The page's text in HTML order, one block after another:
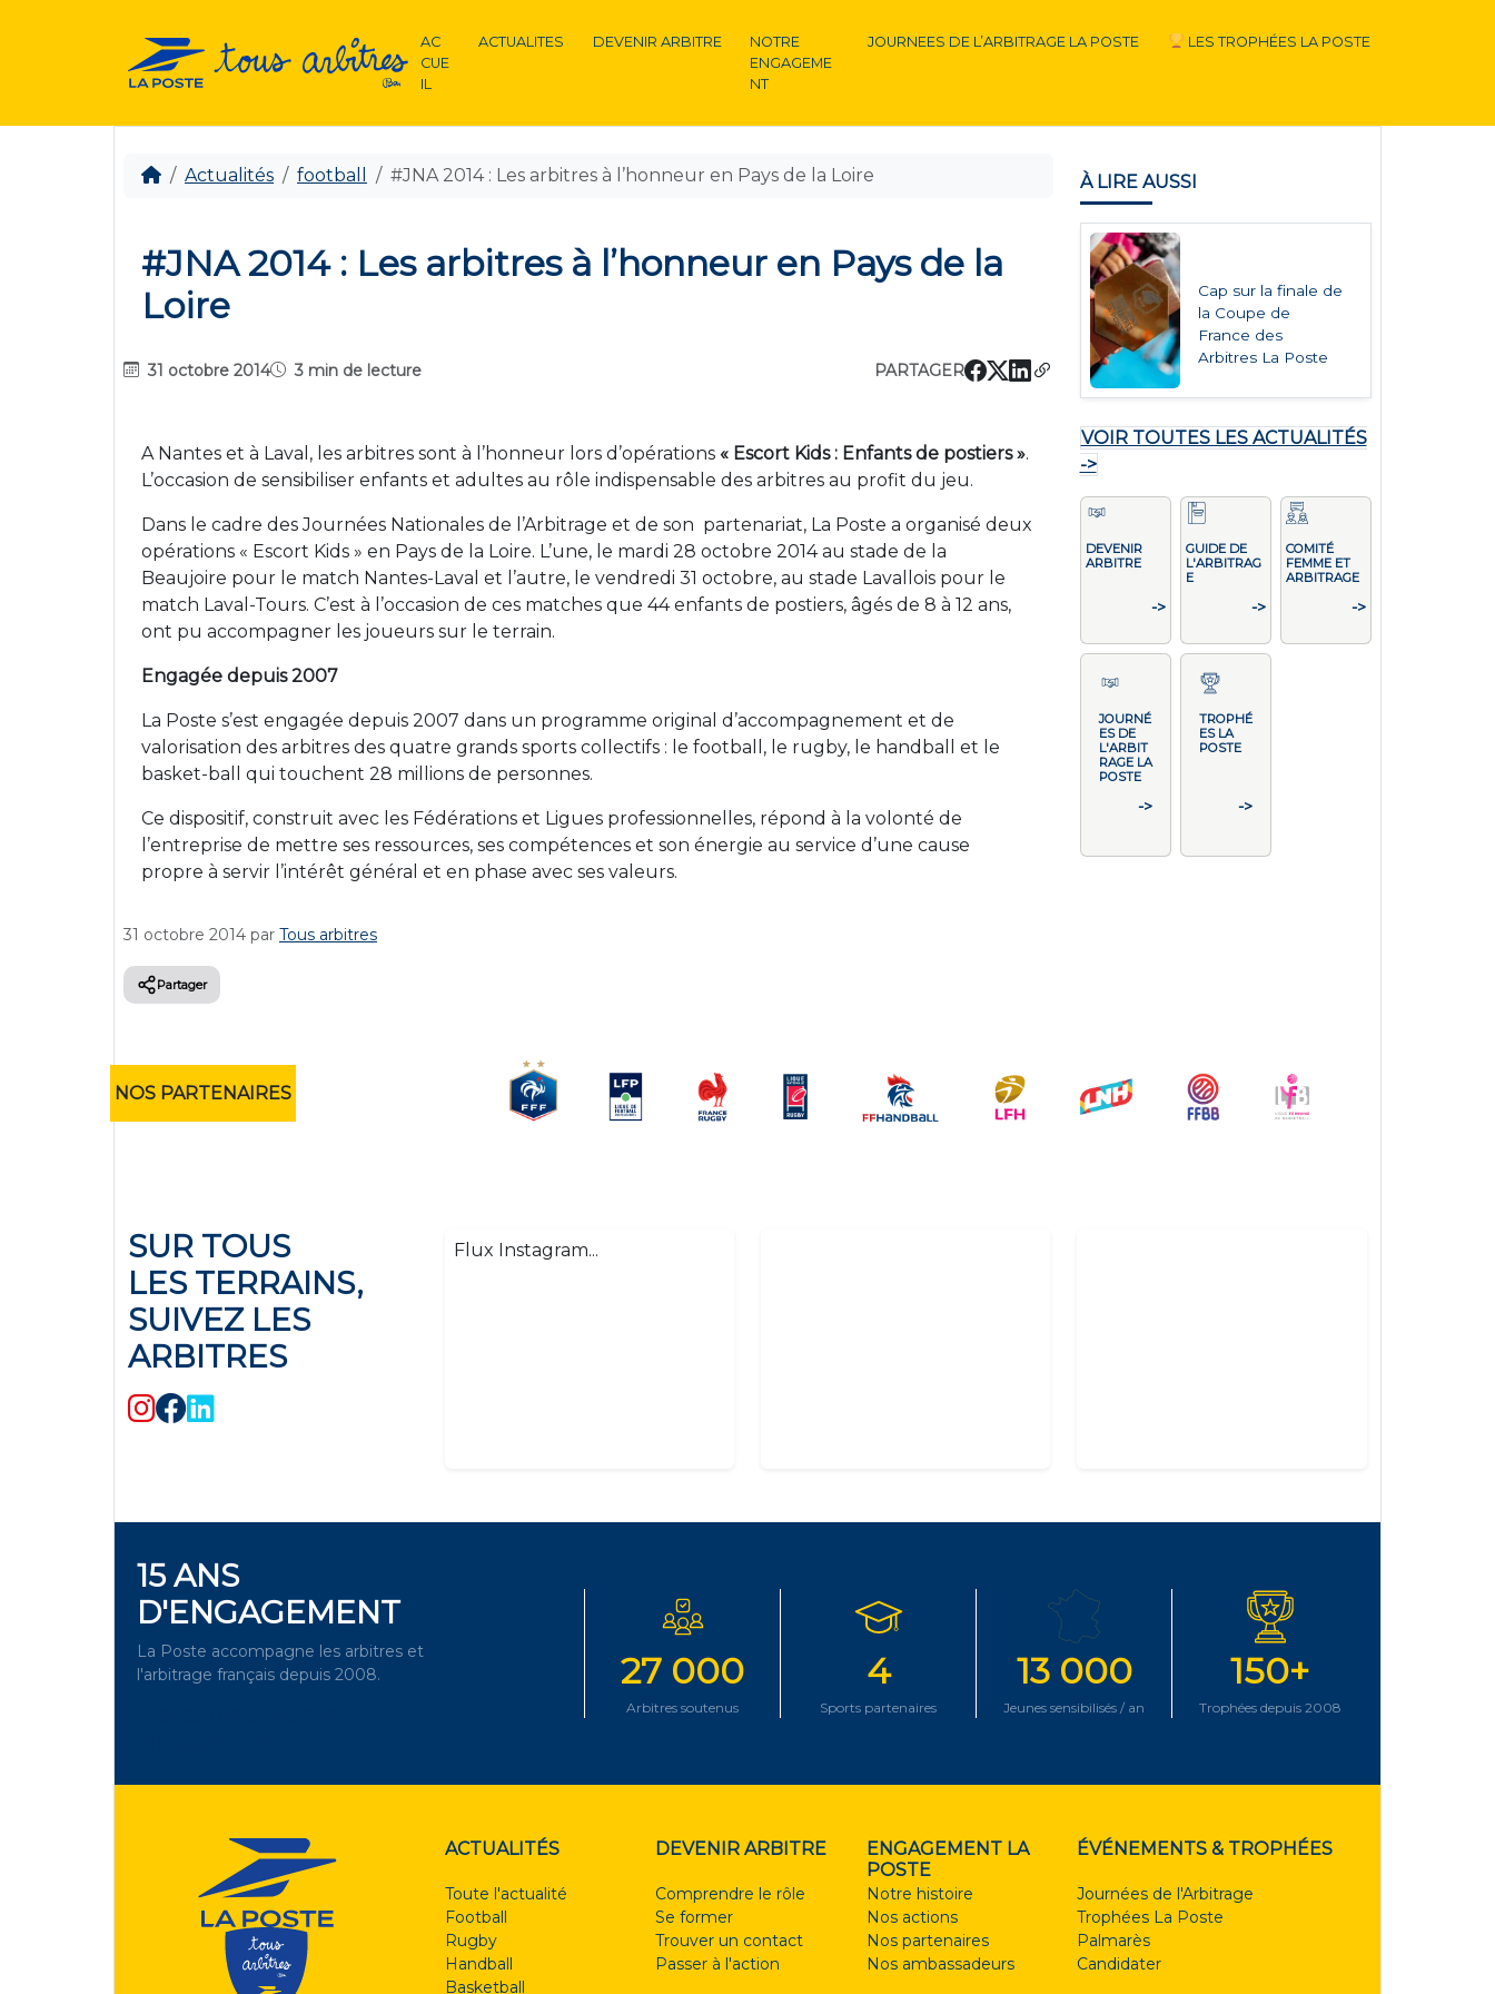
AC
CUE
IL
ACTUALITES DEVENIR ARBITRE
NOTRE
ENGAGEME
NT
JOURNEES DE L’ARBITRAGE LA POSTE LES TROPHÉES LA POSTE
Actualités football #JNA 2014 : Les arbitres à l’honneur en Pays de la Loire
#JNA 2014 : Les arbitres à l’honneur en Pays de la
Loire
31 octobre 2014 3 min de lecture PARTAGER
A Nantes et à Laval, les arbitres sont à l’honneur lors d’opérations « Escort Kids : Enfants de postiers ».
L’occasion de sensibiliser enfants et adultes au rôle indispensable des arbitres au profit du jeu.
Dans le cadre des Journées Nationales de l’Arbitrage et de son partenariat, La Poste a organisé deux
opérations « Escort Kids » en Pays de la Loire. L’une, le mardi 28 octobre 2014 au stade de la
Beaujoire pour le match Nantes-Laval et l’autre, le vendredi 31 octobre, au stade Lavallois pour le
match Laval-Tours. C’est à l’occasion de ces matches que 44 enfants de postiers, âgés de 8 à 12 ans,
ont pu accompagner les joueurs sur le terrain.
Engagée depuis 2007
La Poste s’est engagée depuis 2007 dans un programme original d’accompagnement et de
valorisation des arbitres des quatre grands sports collectifs : le football, le rugby, le handball et le
basket-ball qui touchent 28 millions de personnes.
Ce dispositif, construit avec les Fédérations et Ligues professionnelles, répond à la volonté de
l’entreprise de mettre ses ressources, ses compétences et son énergie au service d’une cause
propre à servir l’intérêt général et en phase avec ses valeurs.
31 octobre 2014 par Tous arbitres
Partager
À LIRE AUSSI
Cap sur la finale de
la Coupe de
France des
Arbitres La Poste
VOIR TOUTES LES ACTUALITÉS
->
DEVENIR
ARBITRE
->
GUIDE DE
L'ARBITRAG
E
->
COMITÉ
FEMME ET
ARBITRAGE
->
JOURNÉ
ES DE
L'ARBIT
RAGE LA
POSTE
->
TROPHÉ
ES LA
POSTE
->
NOS PARTENAIRES
SUR TOUS
LES TERRAINS,
SUIVEZ LES
ARBITRES
Flux Instagram...
15 ANS
D'ENGAGEMENT
La Poste accompagne les arbitres et
l'arbitrage français depuis 2008.
27 000
Arbitres soutenus
4
Sports partenaires
13 000
Jeunes sensibilisés / an
150+
Trophées depuis 2008
ACTUALITÉS
Toute l'actualité
Football
Rugby
Handball
Basketball
DEVENIR ARBITRE
Comprendre le rôle
Se former
Trouver un contact
Passer à l'action
ENGAGEMENT LA
POSTE
Notre histoire
Nos actions
Nos partenaires
Nos ambassadeurs
ÉVÉNEMENTS & TROPHÉES
Journées de l'Arbitrage
Trophées La Poste
Palmarès
Candidater